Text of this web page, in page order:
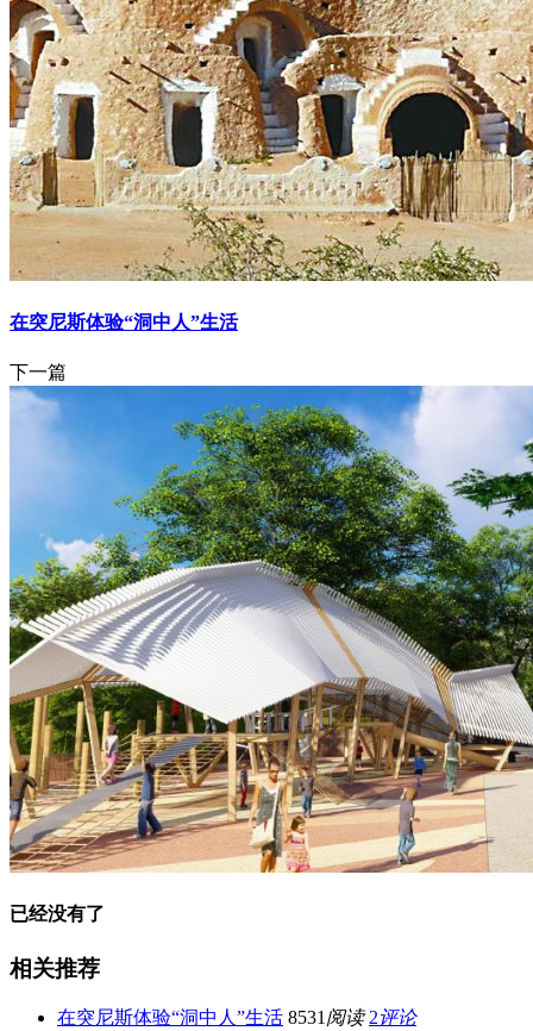
在突尼斯体验“洞中人”生活
下一篇
已经没有了
相关推荐
在突尼斯体验“洞中人”生活 8531 阅读 2评论